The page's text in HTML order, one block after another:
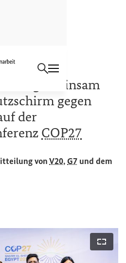
gemeinsam
gegen
der
COP27
vonV20, G7 und dem